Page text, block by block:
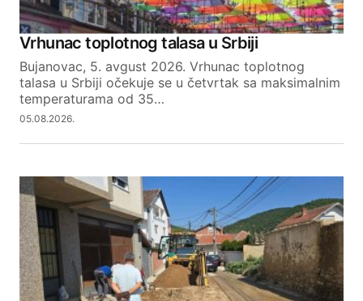
Vrhunac toplotnog talasa u Srbiji
Bujanovac, 5. avgust 2026. Vrhunac toplotnog
talasa u Srbiji očekuje se u četvrtak sa maksimalnim
temperaturama od 35…
05.08.2026.